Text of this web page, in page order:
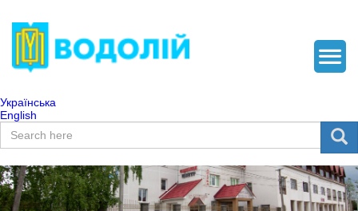
Українська
English
Пошукова форма
Пошук